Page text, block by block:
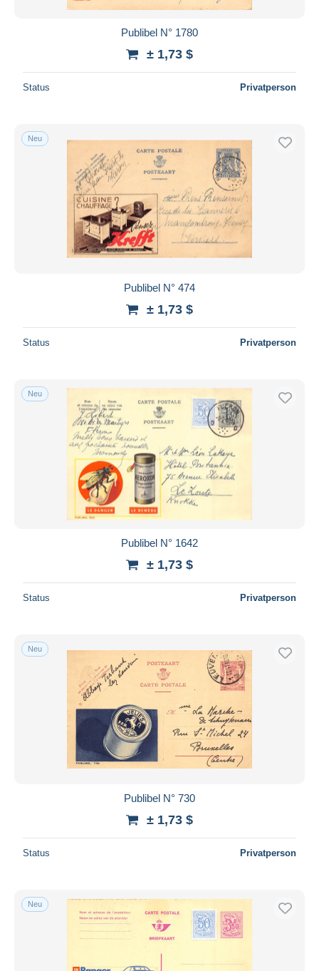
Publibel N° 1780
± 1,73 $
Status Privatperson
Neu
Publibel N° 474
± 1,73 $
Status Privatperson
Neu
Publibel N° 1642
± 1,73 $
Status Privatperson
Neu
Publibel N° 730
± 1,73 $
Status Privatperson
Neu